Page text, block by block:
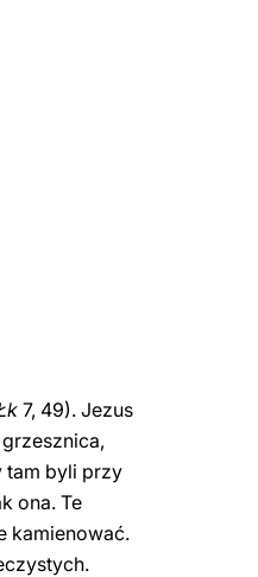
7, 49). Jezus
tam byli przy
ona. Te
kamienować.